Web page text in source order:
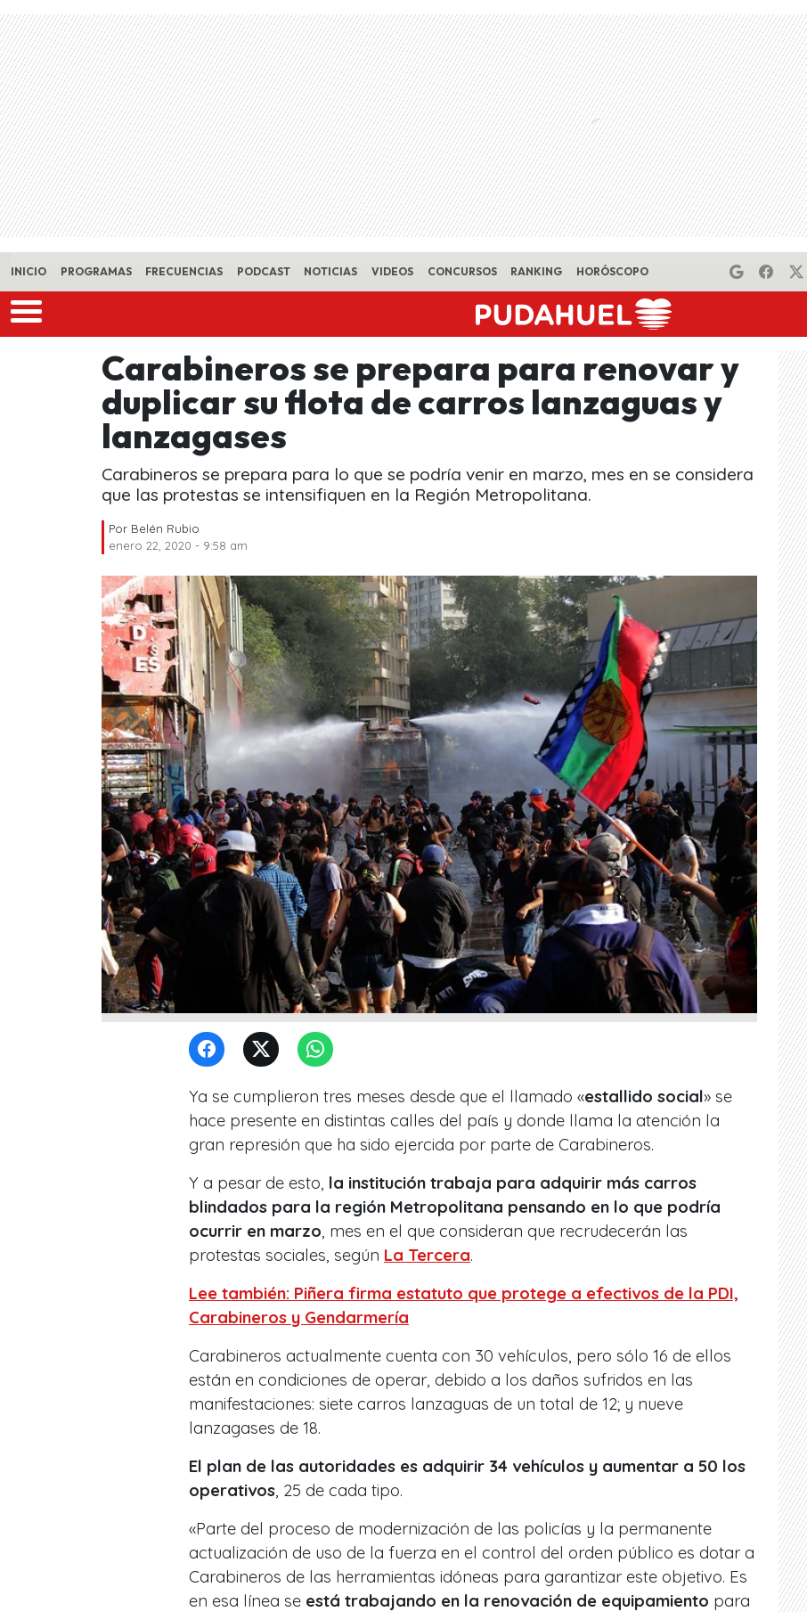
Skip to main content
INICIO PROGRAMAS FRECUENCIAS PODCAST NOTICIAS VIDEOS CONCURSOS RANKING HORÓSCOPO
Carabineros se prepara para renovar y
duplicar su flota de carros lanzaguas y
lanzagases
Carabineros se prepara para lo que se podría venir en marzo, mes en se considera
que las protestas se intensifiquen en la Región Metropolitana.
Por Belén Rubio
enero 22, 2020 - 9:58 am
Ya se cumplieron tres meses desde que el llamado «estallido social» se
hace presente en distintas calles del país y donde llama la atención la
gran represión que ha sido ejercida por parte de Carabineros.
Y a pesar de esto, la institución trabaja para adquirir más carros
blindados para la región Metropolitana pensando en lo que podría
ocurrir en marzo , mes en el que consideran que recrudecerán las
protestas sociales, según La Tercera.
Lee también: Piñera firma estatuto que protege a efectivos de la PDI,
Carabineros y Gendarmería
Carabineros actualmente cuenta con 30 vehículos, pero sólo 16 de ellos
están en condiciones de operar, debido a los daños sufridos en las
manifestaciones: siete carros lanzaguas de un total de 12; y nueve
lanzagases de 18.
El plan de las autoridades es adquirir 34 vehículos y aumentar a 50 los
operativos , 25 de cada tipo.
«Parte del proceso de modernización de las policías y la permanente
actualización de uso de la fuerza en el control del orden público es dotar a
Carabineros de las herramientas idóneas para garantizar este objetivo. Es
en esa línea se está trabajando en la renovación de equipamiento para